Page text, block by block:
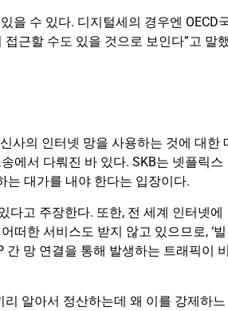
을 수 있다. 디지털세의 경우엔 OECD
근할 수도 있을 것으로 보인다”고 말했
사의 인터넷 망을 사용하는 것에 대한
에서 다뤄진 바 있다. SKB는 넷플릭스
는 대가를 내야 한다는 입장이다.
다고 주장한다. 또한, 전 세계 인터넷에
떠한 서비스도 받지 않고 있으므로, ‘빌
간 망 연결을 통해 발생하는 트래픽이 비
리 알아서 정산하는데 왜 이를 강제하느